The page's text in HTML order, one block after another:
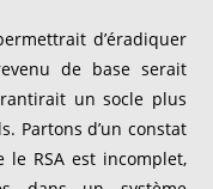
d’éradiquer
de base serait
un socle plus
Partons d’un constat
RSA est incomplet,